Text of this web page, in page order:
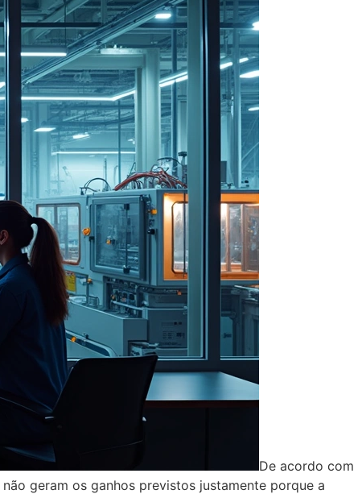
De acordo com
geram os ganhos previstos justamente porque a